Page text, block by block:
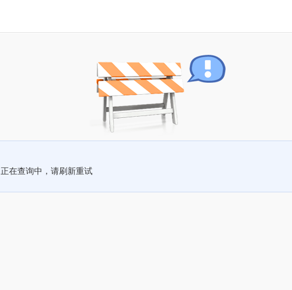
正在查询中，请刷新重试